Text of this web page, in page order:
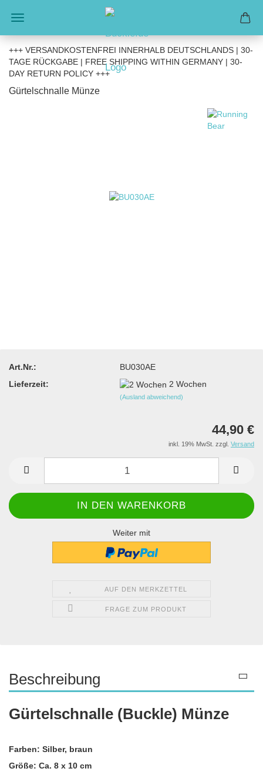
+++ VERSANDKOSTENFREI INNERHALB DEUTSCHLANDS | 30-
TAGE RÜCKGABE | FREE SHIPPING WITHIN GERMANY | 30-
DAY RETURN POLICY +++
Gürtelschnalle Münze
Art.Nr.:
BU030AE
Lieferzeit:
2 Wochen
(Ausland abweichend)
44,90 €
inkl. 19% MwSt. zzgl. Versand
Weiter mit
AUF DEN MERKZETTEL
FRAGE ZUM PRODUKT
Beschreibung
Gürtelschnalle (Buckle) Münze
Farben: Silber, braun
Größe: Ca. 8 x 10 cm